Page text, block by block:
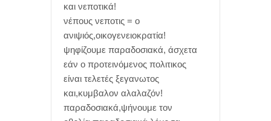
και νεποτικά!
νέπους νεποτις = ο
ανιψιός,οικογενειοκρατία!
ψηφίζουμε παραδοσιακά, άσχετα
εάν ο προτεινόμενος πολιτικος
είναι τελετές ξεγανωτος
και,κυμβαλον αλαλαζόν!
παραδοσιακά,ψήνουμε τον